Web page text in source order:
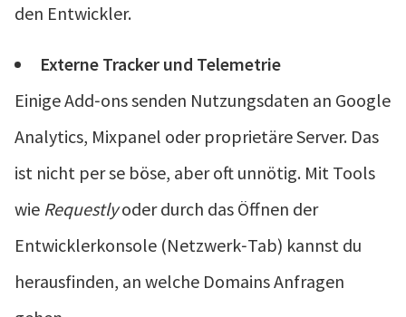
den Entwickler.
Externe Tracker und Telemetrie
Einige Add‑ons senden Nutzungsdaten an Google
Analytics, Mixpanel oder proprietäre Server. Das
ist nicht per se böse, aber oft unnötig. Mit Tools
wie Requestlyoder durch das Öffnen der
Entwicklerkonsole (Netzwerk‑Tab) kannst du
herausfinden, an welche Domains Anfragen